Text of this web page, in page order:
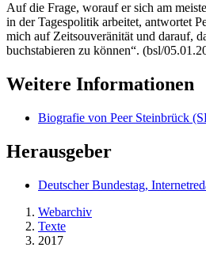
Auf die Frage, worauf er sich am
in der Tagespolitik arbeitet, antwortet
mich auf Zeitsouveränität und darauf,
buchstabieren zu können“. (bsl/
Weitere Informationen
Biografie von Peer Steinbrück
Herausgeber
Deutscher Bundestag,
Webarchiv
Texte
2017